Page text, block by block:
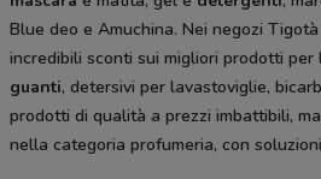
Blue deo e Amuchina. Nei negozi
incredibili sconti sui migliori prodotti per
guanti, detersivi per lavastoviglie,
prodotti di qualità a prezzi imbattibili,
nella categoria profumeria, con